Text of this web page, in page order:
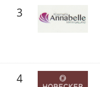
3
4